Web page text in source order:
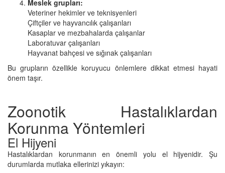
Meslek grupları:
Veteriner hekimler ve teknisyenleri
Çiftçiler ve hayvancılık çalışanları
Kasaplar ve mezbahalarda çalışanlar
Laboratuvar çalışanları
Hayvanat bahçesi ve sığınak çalışanları
Bu grupların özellikle koruyucu önlemlere dikkat etmesi hayati
önem taşır.
Zoonotik Hastalıklardan
Korunma Yöntemleri
El Hijyeni
Hastalıklardan korunmanın en önemli yolu el hijyenidir. Şu
durumlarda mutlaka ellerinizi yıkayın: